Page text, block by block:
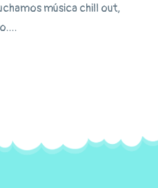
música chill out,